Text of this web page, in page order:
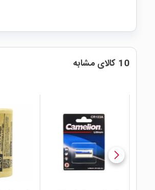
10 کالای مشابه